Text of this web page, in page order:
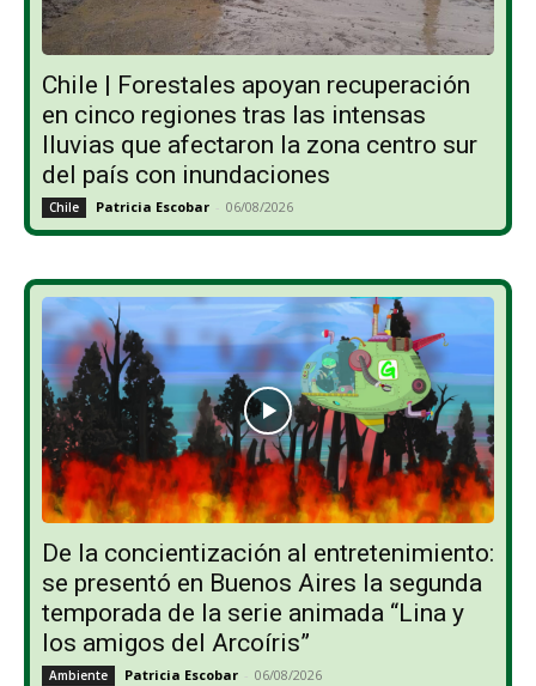
Chile | Forestales apoyan recuperación
en cinco regiones tras las intensas
lluvias que afectaron la zona centro sur
del país con inundaciones
Chile Patricia Escobar - 06/08/2026
De la concientización al entretenimiento:
se presentó en Buenos Aires la segunda
temporada de la serie animada “Lina y
los amigos del Arcoíris”
Ambiente Patricia Escobar - 06/08/2026